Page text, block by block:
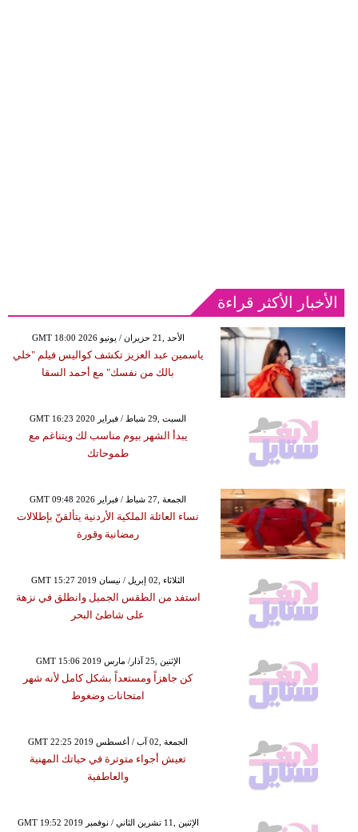
الأخبار الأكثر قراءة
GMT 18:00 2026 الأحد ,21 حزيران / يونيو
ياسمين عبد العزيز تكشف كواليس فيلم "خلي
بالك من نفسك" مع أحمد السقا
GMT 16:23 2020 السبت ,29 شباط / فبراير
يبدأ الشهر بيوم مناسب لك ويتناغم مع
طموحاتك
GMT 09:48 2026 الجمعة ,27 شباط / فبراير
نساء العائلة الملكية الأردنية يتألقنّ بإطلالات
رمضانية وقورة
GMT 15:27 2019 الثلاثاء ,02 إبريل / نيسان
استفد من الطقس الجميل وانطلق في نزهة
على شاطئ البحر
GMT 15:06 2019 الإثنين ,25 آذار/ مارس
كن جاهزاً ومستعداً بشكل كامل لأنه شهر
امتحانات وضغوط
GMT 22:25 2019 الجمعة ,02 آب / أغسطس
تعيش أجواء متوترة في حياتك المهنية
والعاطفية
GMT 19:52 2019 الإثنين ,11 تشرين الثاني / نوفمبر